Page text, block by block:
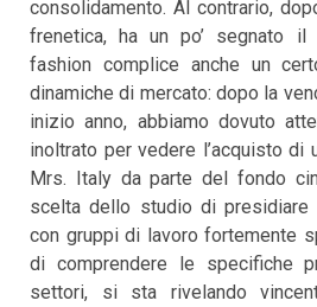
consolidamento. Al contrario,
frenetica, ha un po’ segnato
fashion complice anche un
dinamiche di mercato: dopo la
inizio anno, abbiamo dovuto
inoltrato per vedere l’acquisto di
Mrs. Italy da parte del fondo
scelta dello studio di
con gruppi di lavoro fortemente
di comprendere le specifiche
settori, si sta rivelando